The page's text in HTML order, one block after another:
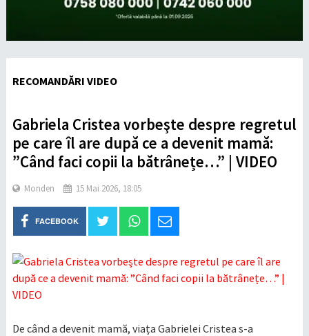
RECOMANDĂRI VIDEO
Gabriela Cristea vorbeşte despre regretul
pe care îl are după ce a devenit mamă:
”Când faci copii la bătrânețe…” | VIDEO
Monden 15 Mai 2026, 18:05
FACEBOOK
De când a devenit mamă, viața Gabrielei Cristea s-a